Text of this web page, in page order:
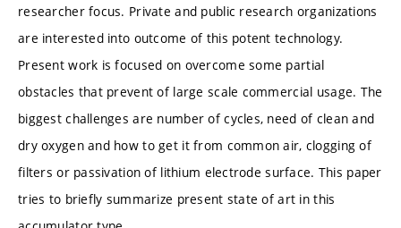
researcher focus. Private and public research organizations
are interested into outcome of this potent technology.
Present work is focused on overcome some partial
obstacles that prevent of large scale commercial usage. The
biggest challenges are number of cycles, need of clean and
dry oxygen and how to get it from common air, clogging of
filters or passivation of lithium electrode surface. This paper
tries to briefly summarize present state of art in this